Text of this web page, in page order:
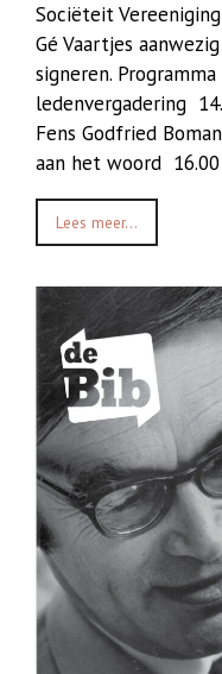
Sociëteit
Gé Vaartjes
signeren.
ledenvergadering
Fens Godfried
aan het woord
Lees meer...